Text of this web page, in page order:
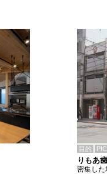
目的
りもあ
密集した